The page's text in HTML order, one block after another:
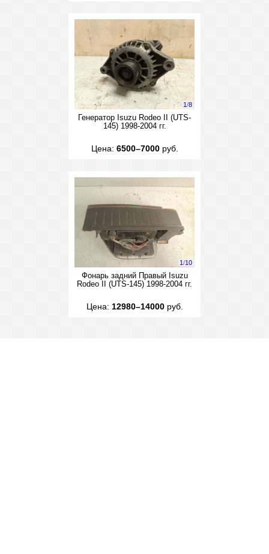
1/8
Генератор Isuzu Rodeo II (UTS-
145) 1998-2004 гг.
Цена: 6500–7000руб.
1/10
Фонарь задний Правый Isuzu
Rodeo II (UTS-145) 1998-2004 гг.
Цена: 12980–14000руб.